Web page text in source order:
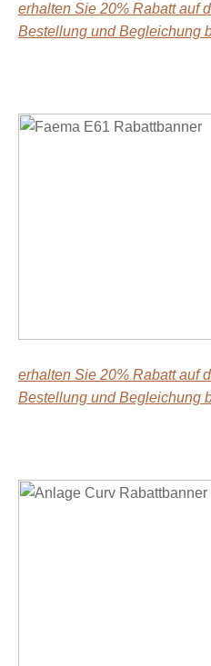
erhalten Sie 20% Rabatt auf
Bestellung und Begleichung
erhalten Sie 20% Rabatt auf
Bestellung und Begleichung